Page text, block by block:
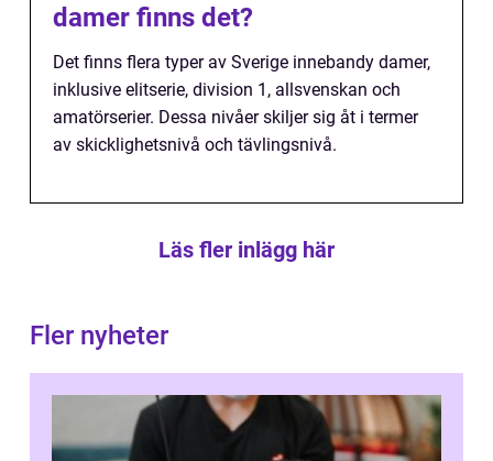
damer finns det?
Det finns flera typer av Sverige innebandy damer,
inklusive elitserie, division 1, allsvenskan och
amatörserier. Dessa nivåer skiljer sig åt i termer
av skicklighetsnivå och tävlingsnivå.
Läs fler inlägg här
Fler nyheter